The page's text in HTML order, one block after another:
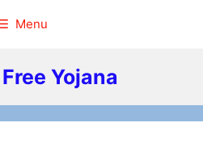
Menu
Yojana